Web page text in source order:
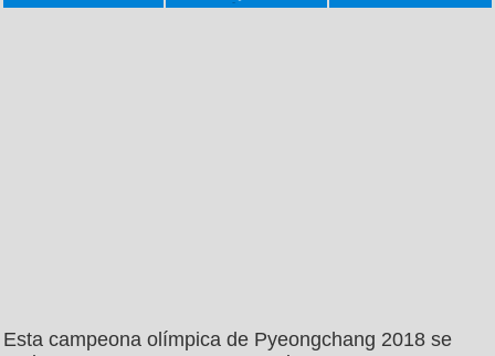
Esta campeona olímpica de Pyeongchang 2018 se